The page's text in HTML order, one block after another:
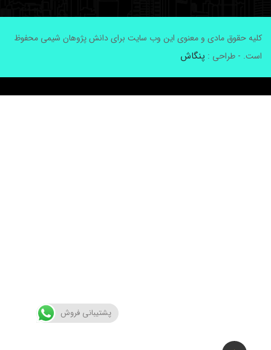
حقوق مادی و معنوی این وب سایت برای دانش پژوهان شیمی محفوظ
- طراحی :پنگاش
پشتیبانی فروش